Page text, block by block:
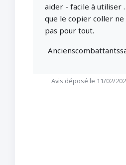
aider - facile à utiliser
que le copier coller
pas pour tout.
Avis déposé le 11/02/